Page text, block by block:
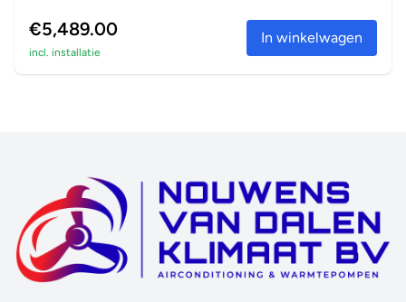
€5,489.00
incl. installatie
In winkelwagen